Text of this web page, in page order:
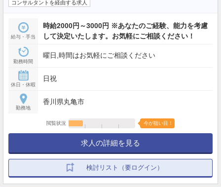
コンサルタントを経由する求人
給与・手当
時給2000円～3000円 ※あなたのご経験、能力を考慮
して決定いたします。お気軽にご相談ください！
勤務時間
曜日,時間はお気軽にご相談ください
休日・休暇
日祝
勤務地
香川県丸亀市
閲覧状況 今が狙い目！
求人の詳細を見る
検討リスト（要ログイン）